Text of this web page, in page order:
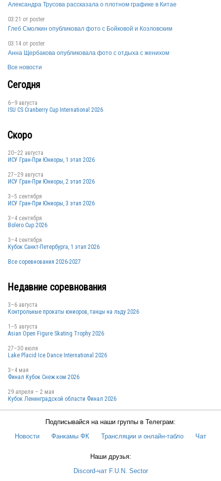
CAN
CAN
CAN
CAN
Александра Трусова рассказала о плотном графике в Китае
03:21 от poster
Глеб Смолкин опубликовал фото с Бойковой и Козловским
03:14 от poster
Анна Щербакова опубликовала фото с отдыха с женихом
Все новости
Сегодня
6–9 августа
ISU CS Cranberry Cup International 2026
Скоро
20–22 августа
ИСУ Гран-При Юниоры, 1 этап 2026
27–29 августа
ИСУ Гран-При Юниоры, 2 этап 2026
3–5 сентября
ИСУ Гран-При Юниоры, 3 этап 2026
3–4 сентября
Bolero Cup 2026
3–4 сентября
Кубок Санкт-Петербурга, 1 этап 2026
Все соревнования 2026-2027
Недавние соревнования
3–6 августа
Контрольные прокаты юниоров, танцы на льду 2026
1–5 августа
Asian Open Figure Skating Trophy 2026
27–30 июля
Lake Placid Ice Dance International 2026
3–4 мая
Финал Кубок Снеж.ком 2026
29 апреля – 2 мая
Кубок Ленинградской области Финал 2026
Подписывайся на наши группы в Телеграм:
Новости
Фанкамы ФК Трансляции и онлайн-табло Чат
Наши друзья:
Discord-чат F.U.N. Sector